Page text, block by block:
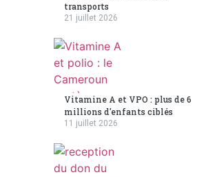
transports
21 juillet 2026
Vitamine A et VPO : plus de 6
millions d'enfants ciblés
11 juillet 2026